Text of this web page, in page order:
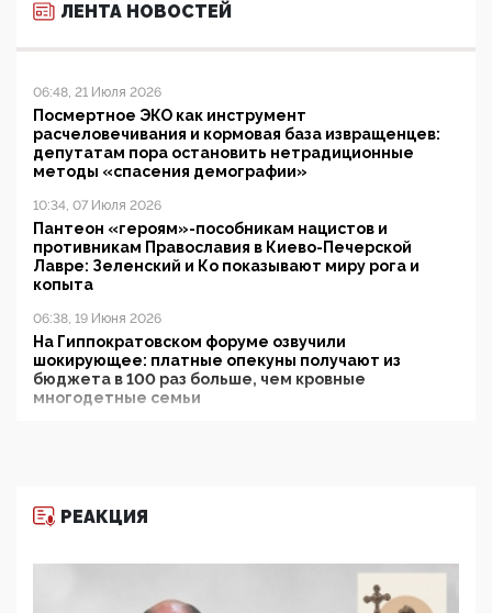
ЛЕНТА НОВОСТЕЙ
06:48, 21 Июля 2026
Посмертное ЭКО как инструмент
расчеловечивания и кормовая база извращенцев:
депутатам пора остановить нетрадиционные
методы «спасения демографии»
10:34, 07 Июля 2026
Пантеон «героям»-пособникам нацистов и
противникам Православия в Киево-Печерской
Лавре: Зеленский и Ко показывают миру рога и
копыта
06:38, 19 Июня 2026
На Гиппократовском форуме озвучили
шокирующее: платные опекуны получают из
бюджета в 100 раз больше, чем кровные
многодетные семьи
11:53, 09 Июня 2026
деятельность ИИТО ЮНЕСКО в России, но
цифроглобалисты продолжают определять
повестку в образовании
РЕАКЦИЯ